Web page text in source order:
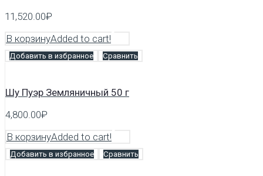
11,520.00₽
В корзинуAdded to cart!
Добавить в избранное Сравнить
Шу Пуэр Земляничный 50 г
4,800.00₽
В корзинуAdded to cart!
Добавить в избранное Сравнить